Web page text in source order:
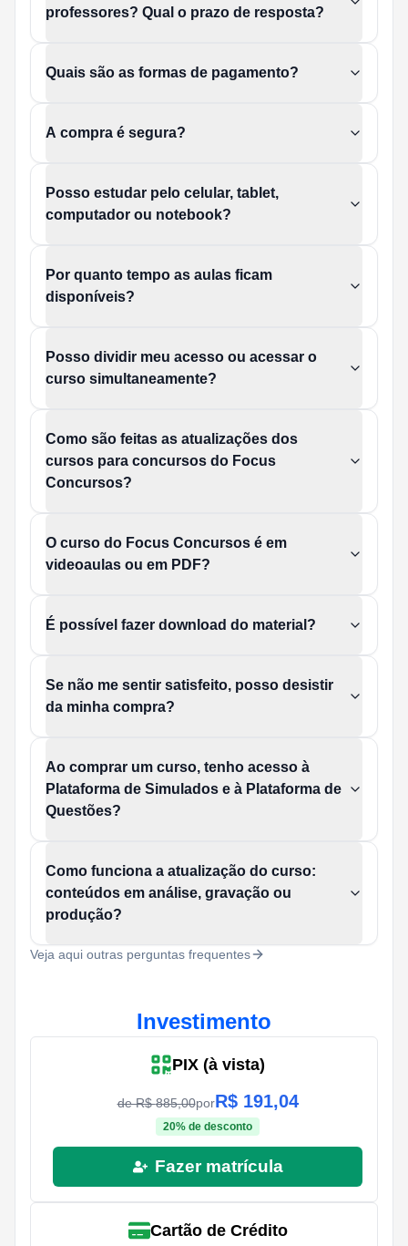
professores? Qual o prazo de resposta?
Quais são as formas de pagamento?
A compra é segura?
Posso estudar pelo celular, tablet,
computador ou notebook?
Por quanto tempo as aulas ficam
disponíveis?
Posso dividir meu acesso ou acessar o
curso simultaneamente?
Como são feitas as atualizações dos
cursos para concursos do Focus
Concursos?
O curso do Focus Concursos é em
videoaulas ou em PDF?
É possível fazer download do material?
Se não me sentir satisfeito, posso desistir
da minha compra?
Ao comprar um curso, tenho acesso à
Plataforma de Simulados e à Plataforma de
Questões?
Como funciona a atualização do curso:
conteúdos em análise, gravação ou
produção?
Veja aqui outras perguntas frequentes
Investimento
PIX (à vista)
de R$885,00porR$ 191,04
20% de desconto
Fazer matrícula
Cartão de Crédito